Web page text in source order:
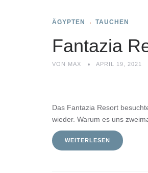
ÄGYPTEN TAUCHEN
Fantazia
VON MAX APRIL 19, 2021
Das Fantazia Resort
wieder. Warum es uns
WEITERLESEN